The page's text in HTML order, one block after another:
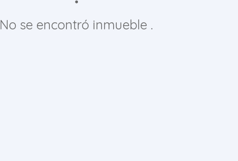
No se encontró inmueble .